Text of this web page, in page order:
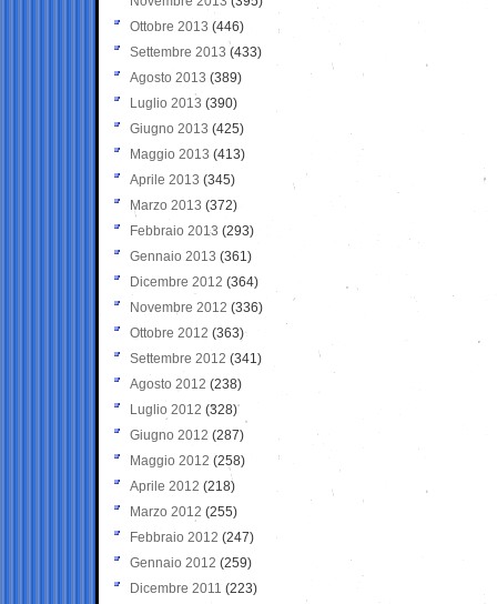
Ottobre 2013 (446)
Settembre 2013 (433)
Agosto 2013 (389)
Luglio 2013 (390)
Giugno 2013 (425)
Maggio 2013 (413)
Aprile 2013 (345)
Marzo 2013 (372)
Febbraio 2013 (293)
Gennaio 2013 (361)
Dicembre 2012 (364)
Novembre 2012 (336)
Ottobre 2012 (363)
Settembre 2012 (341)
Agosto 2012 (238)
Luglio 2012 (328)
Giugno 2012 (287)
Maggio 2012 (258)
Aprile 2012 (218)
Marzo 2012 (255)
Febbraio 2012 (247)
Gennaio 2012 (259)
Dicembre 2011 (223)